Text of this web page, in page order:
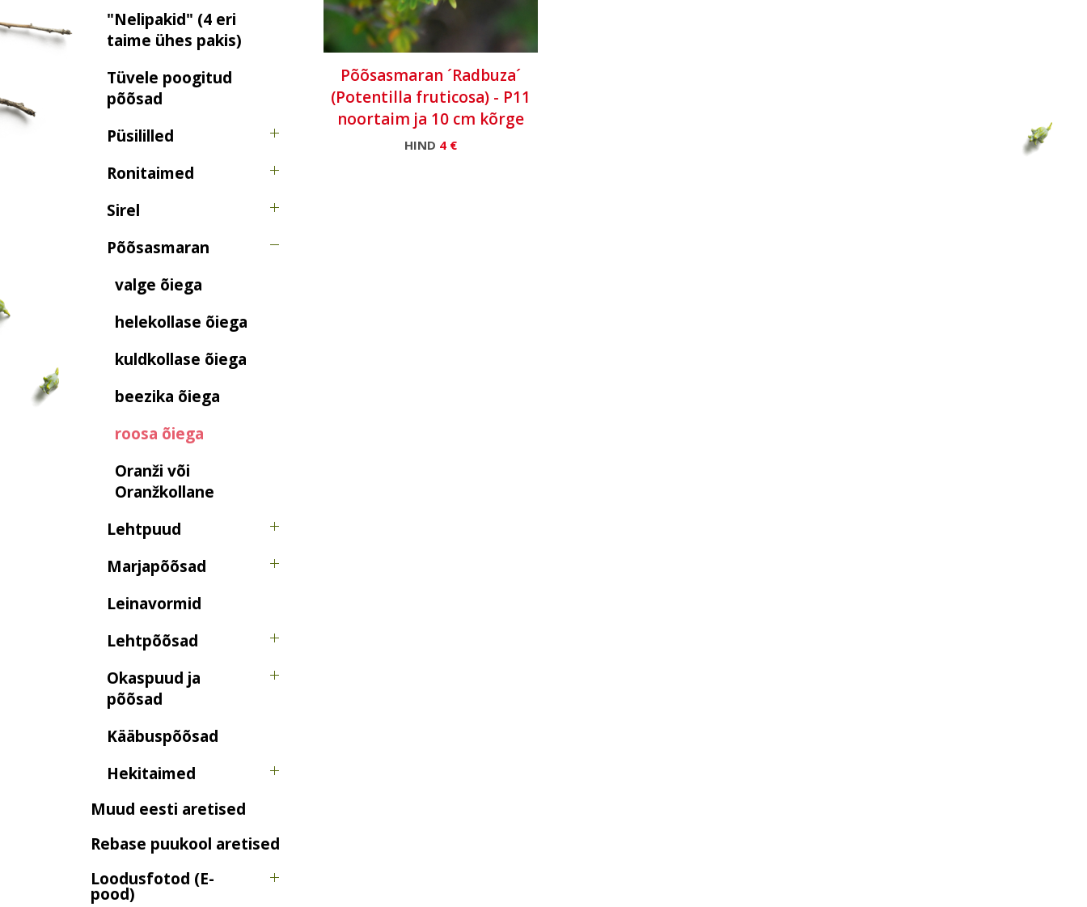
"Nelipakid" (4 eri
taime ühes pakis)
Tüvele poogitud
põõsad
Püsililled
Ronitaimed
Sirel
Põõsasmaran
valge õiega
helekollase õiega
kuldkollase õiega
beezika õiega
roosa õiega
Oranži või
Oranžkollane
Lehtpuud
Marjapõõsad
Leinavormid
Lehtpõõsad
Okaspuud ja
põõsad
Kääbuspõõsad
Hekitaimed
Muud eesti aretised
Rebase puukool aretised
Loodusfotod (E-
pood)
Põõsasmaran ´Radbuza´
(Potentilla fruticosa) - P11
noortaim ja 10 cm kõrge
HIND 4 €